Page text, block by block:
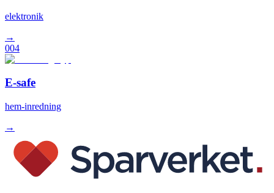
elektronik
→
004
E-safe
hem-inredning
→